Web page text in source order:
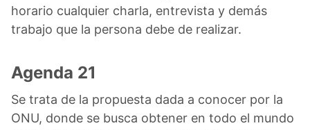
horario cualquier charla, entrevista y demás
trabajo que la persona debe de realizar.
Agenda 21
Se trata de la propuesta dada a conocer por la
ONU, donde se busca obtener en todo el mundo